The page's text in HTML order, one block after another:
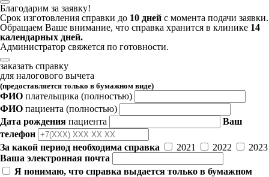
Благодарим за заявку!
Срок изготовления справки до 10 дней с момента подачи заявки.
Обращаем Ваше внимание, что справка хранится в клинике 14
календарных дней.
Администратор свяжется по готовности.
заказать справку
для налогового вычета
(предоставляется только в бумажном виде)
ФИО плательщика (полностью)
ФИО пациента (полностью)
Дата рождения пациента
Ваш
телефон
За какой период необходима справка
2021 2022
2023
Ваша электронная почта
Я понимаю, что справка выдается только в бумажном